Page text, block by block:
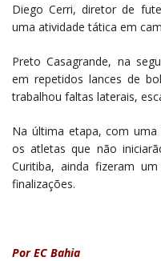
Diego Cerri, diretor de
uma atividade tática em
Preto Casagrande, na
em repetidos lances de
trabalhou faltas laterais,
Na última etapa, com
os atletas que não
Curitiba, ainda fizeram
finalizações.
Por EC Bahia